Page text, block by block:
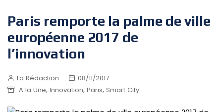
Paris remporte la palme de ville
européenne 2017 de
l’innovation
La Rédaction
08/11/2017
A la Une, Innovation, Paris, Smart City